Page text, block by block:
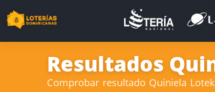
Resultados
Comprobar resultado Quiniela